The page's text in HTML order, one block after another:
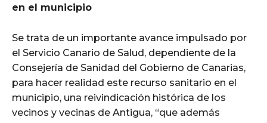
en el municipio
Se trata de un importante avance impulsado por
el Servicio Canario de Salud, dependiente de la
Consejería de Sanidad del Gobierno de Canarias,
para hacer realidad este recurso sanitario en el
municipio, una reivindicación histórica de los
vecinos y vecinas de Antigua, “que además